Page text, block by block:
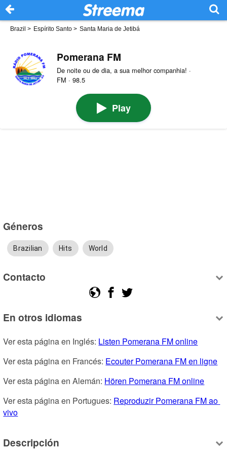
Brazil > Espírito Santo > Santa Maria de Jetibá
Pomerana FM
De noite ou de dia, a sua melhor companhia! ·
FM · 98.5
Play
Géneros
Brazilian Hits World
Contacto
En otros idiomas
Ver esta página en Inglés: Listen Pomerana FM online
Ver esta página en Francés: Ecouter Pomerana FM en ligne
Ver esta página en Alemán: Hören Pomerana FM online
Ver esta página en Portugues: Reproduzir Pomerana FM ao
vivo
Descripción